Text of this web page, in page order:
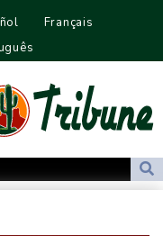
Français
Sonn- und